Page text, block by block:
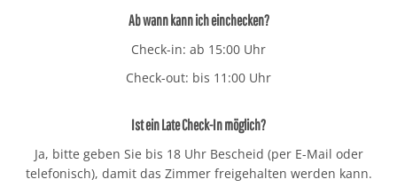
Ab wann kann ich einchecken?
Check-in: ab 15:00 Uhr
Check-out: bis 11:00 Uhr
Ist ein Late Check-In möglich?
Ja, bitte geben Sie bis 18 Uhr Bescheid (per E-Mail oder
telefonisch), damit das Zimmer freigehalten werden kann.